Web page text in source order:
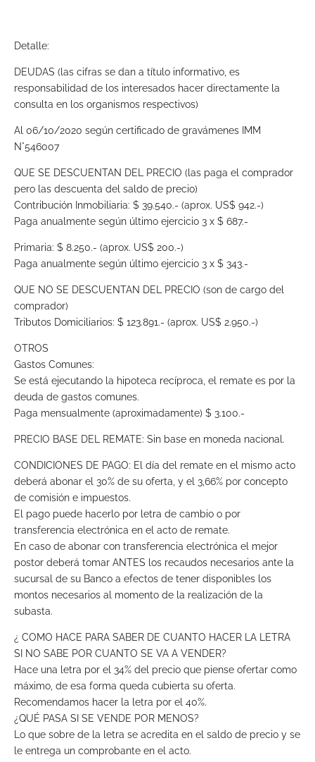
Detalle:
DEUDAS (las cifras se dan a título informativo, es
responsabilidad de los interesados hacer directamente la
consulta en los organismos respectivos)
Al 06/10/2020 según certificado de gravámenes IMM
N°546007
QUE SE DESCUENTAN DEL PRECIO (las paga el comprador
pero las descuenta del saldo de precio)
Contribución Inmobiliaria: $ 39.540.- (aprox. US$ 942.-)
Paga anualmente según último ejercicio 3 x $ 687.-
Primaria: $ 8.250.- (aprox. US$ 200.-)
Paga anualmente según último ejercicio 3 x $ 343.-
QUE NO SE DESCUENTAN DEL PRECIO (son de cargo del
comprador)
Tributos Domiciliarios: $ 123.891.- (aprox. US$ 2.950.-)
OTROS
Gastos Comunes:
Se está ejecutando la hipoteca recíproca, el remate es por la
deuda de gastos comunes.
Paga mensualmente (aproximadamente) $ 3.100.-
PRECIO BASE DEL REMATE: Sin base en moneda nacional.
CONDICIONES DE PAGO: El día del remate en el mismo acto
deberá abonar el 30% de su oferta, y el 3,66% por concepto
de comisión e impuestos.
El pago puede hacerlo por letra de cambio o por
transferencia electrónica en el acto de remate.
En caso de abonar con transferencia electrónica el mejor
postor deberá tomar ANTES los recaudos necesarios ante la
sucursal de su Banco a efectos de tener disponibles los
montos necesarios al momento de la realización de la
subasta.
¿ COMO HACE PARA SABER DE CUANTO HACER LA LETRA
SI NO SABE POR CUANTO SE VA A VENDER?
Hace una letra por el 34% del precio que piense ofertar como
máximo, de esa forma queda cubierta su oferta.
Recomendamos hacer la letra por el 40%.
¿QUÉ PASA SI SE VENDE POR MENOS?
Lo que sobre de la letra se acredita en el saldo de precio y se
le entrega un comprobante en el acto.